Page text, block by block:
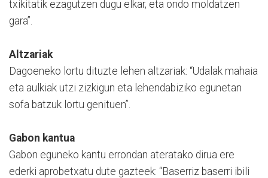
txikitatik ezagutzen dugu elkar, eta ondo moldatzen
gara”.
Altzariak
Dagoeneko lortu dituzte lehen altzariak: “Udalak mahaia
eta aulkiak utzi zizkigun eta lehendabiziko egunetan
sofa batzuk lortu genituen”.
Gabon kantua
Gabon eguneko kantu errondan ateratako dirua ere
ederki aprobetxatu dute gazteek: “Baserriz baserri ibili